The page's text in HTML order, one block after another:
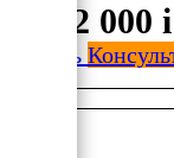
1 202 000 i
Купить